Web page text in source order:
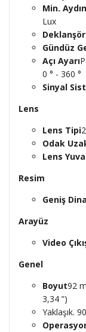
Min.
Lux
Gündüz
Açı Ayarı
0 ° - 360 °
Sinyal
Lens
Lens Tipi
Odak
Lens
Resim
Geniş
Arayüz
Video
Genel
Boyut92
3,34 ”)
Yaklaşık.